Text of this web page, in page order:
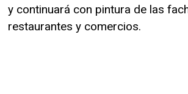
y continuará con pintura de las
restaurantes y comercios.